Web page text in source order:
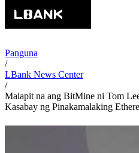
Panguna
/
LBank News Center
/
Malapit na ang BitMine ni Tom
Kasabay ng Pinakamalaking